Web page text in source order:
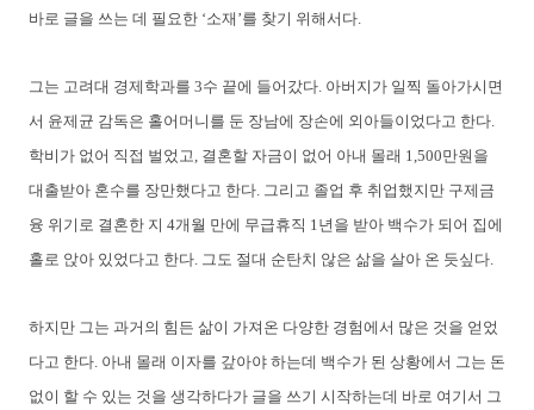
바로 글을 쓰는 데 필요한 ‘소재’를 찾기 위해서다.
그는 고려대 경제학과를 3수 끝에 들어갔다. 아버지가 일찍 돌아가시면
서 윤제균 감독은 홀어머니를 둔 장남에 장손에 외아들이었다고 한다.
학비가 없어 직접 벌었고, 결혼할 자금이 없어 아내 몰래 1,500만원을
대출받아 혼수를 장만했다고 한다. 그리고 졸업 후 취업했지만 구제금
융 위기로 결혼한 지 4개월 만에 무급휴직 1년을 받아 백수가 되어 집에
홀로 앉아 있었다고 한다. 그도 절대 순탄치 않은 삶을 살아 온 듯싶다.
하지만 그는 과거의 힘든 삶이 가져온 다양한 경험에서 많은 것을 얻었
다고 한다. 아내 몰래 이자를 갚아야 하는데 백수가 된 상황에서 그는 돈
없이 할 수 있는 것을 생각하다가 글을 쓰기 시작하는데 바로 여기서 그